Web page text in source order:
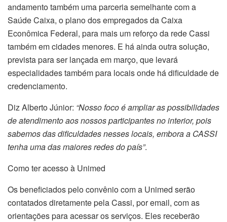
andamento também uma parceria semelhante com a
Saúde Caixa, o plano dos empregados da Caixa
Econômica Federal, para mais um reforço da rede Cassi
também em cidades menores. E há ainda outra solução,
prevista para ser lançada em março, que levará
especialidades também para locais onde há dificuldade de
credenciamento.
Diz Alberto Júnior: “Nosso foco é ampliar as possibilidades
de atendimento aos nossos participantes no interior, pois
sabemos das dificuldades nesses locais, embora a CASSI
tenha uma das maiores redes do país”.
Como ter acesso à Unimed
Os beneficiados pelo convênio com a Unimed serão
contatados diretamente pela Cassi, por email, com as
orientações para acessar os serviços. Eles receberão